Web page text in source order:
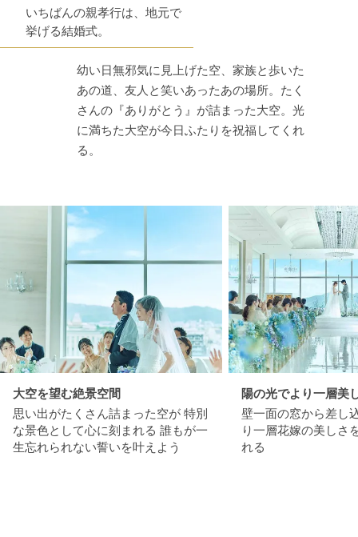
いちばんの親孝行は、地元で
挙げる結婚式。
幼い日無邪気に見上げた空、家族と歩いた
あの道、友人と笑いあったあの場所。たく
さんの『ありがとう』が詰まった大空。光
に満ちた大空が今日ふたりを祝福してくれ
る。
大空を望む絶景空間
思い出がたくさん詰まった空が 特別
な景色として心に刻まれる 誰もが一
生忘れられない誓いを叶えよう
陽の光でより一層美
壁一面の窓から差し
り一層花嫁の美しさ
れる